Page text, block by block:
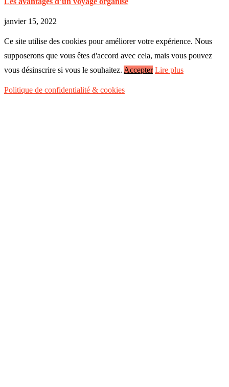
janvier 15, 2022
Ce site utilise des cookies pour améliorer votre expérience. Nous
supposerons que vous êtes d'accord avec cela, mais vous pouvez
vous désinscrire si vous le souhaitez. Accepter Lire plus
Politique de confidentialité & cookies